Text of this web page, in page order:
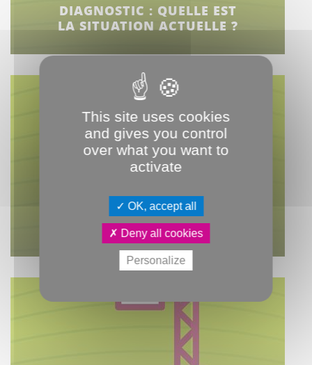
DIAGNOSTIC : QUELLE EST
LA SITUATION ACTUELLE ?
PADD : QUELLE VILLE
POUR DEMAIN ?
This site uses cookies
and gives you control
over what you want to
activate
OK, accept all
Deny all cookies
Personalize